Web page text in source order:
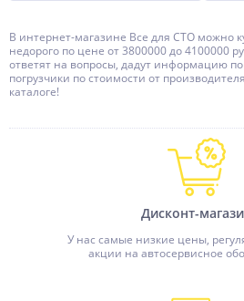
В интернет-магазине Все для СТО можно
недорого по цене от 3800000 до 4100000
ответят на вопросы, дадут информацию
погрузчики по стоимости от
каталоге!
Дисконт-
У нас самые низкие цены,
акции на автосервисное